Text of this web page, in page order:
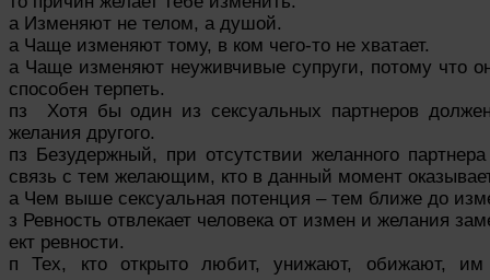
а Изменяют не телом, а душой.
а Чаще изменяют тому, в ком чего-то не хватает.
а Чаще изменяют неуживчивые супруги, потому что
способен терпеть.
пз Хотя бы один из сексуальных партнеров
желания другого.
пз Безудержный, при отсутствии желанного
связь с тем желающим, кто в данный момент
а Чем выше сексуальная потенция – тем ближе до
з Ревность отвлекает человека от измен и желания
ект ревности.
п Тех, кто открыто любит, унижают, обижают,